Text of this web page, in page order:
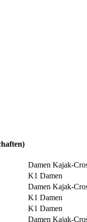
Damen Kajak-
K1 Damen
Damen Kajak-
K1 Damen
K1 Damen
Damen Kajak-